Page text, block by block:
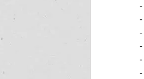
-
-
-
-
-
-